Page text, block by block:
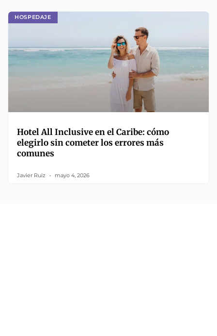
HOSPEDAJE
Hotel All Inclusive en el Caribe: cómo
elegirlo sin cometer los errores más
comunes
Javier Ruiz mayo 4, 2026